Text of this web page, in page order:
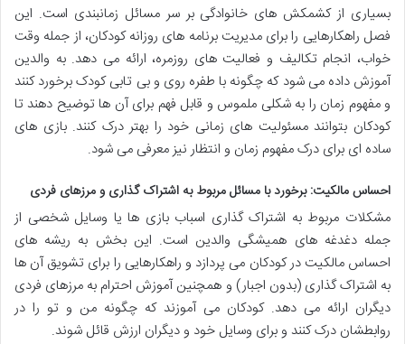
بسیاری از کشمکش های خانوادگی بر سر مسائل زمانبندی است. این
فصل راهکارهایی را برای مدیریت برنامه های روزانه کودکان، از جمله وقت
خواب، انجام تکالیف و فعالیت های روزمره، ارائه می دهد. به والدین
آموزش داده می شود که چگونه با طفره روی و بی تابی کودک برخورد کنند
و مفهوم زمان را به شکلی ملموس و قابل فهم برای آن ها توضیح دهند تا
کودکان بتوانند مسئولیت های زمانی خود را بهتر درک کنند. بازی های
ساده ای برای درک مفهوم زمان و انتظار نیز معرفی می شود.
احساس مالکیت: برخورد با مسائل مربوط به اشتراک گذاری و مرزهای فردی
مشکلات مربوط به اشتراک گذاری اسباب بازی ها یا وسایل شخصی از
جمله دغدغه های همیشگی والدین است. این بخش به ریشه های
احساس مالکیت در کودکان می پردازد و راهکارهایی را برای تشویق آن ها
به اشتراک گذاری (بدون اجبار) و همچنین آموزش احترام به مرزهای فردی
دیگران ارائه می دهد. کودکان می آموزند که چگونه من و تو را در
روابطشان درک کنند و برای وسایل خود و دیگران ارزش قائل شوند.